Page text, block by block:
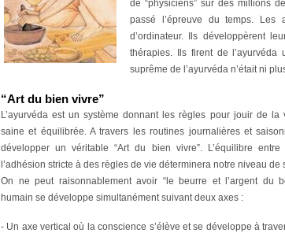
de “physiciens” sur des millions
passé l’épreuve du temps.
d’ordinateur. Ils développèrent
thérapies. Ils firent de
suprême de l’ayurvéda n’était ni
“Art du bien vivre”
L’ayurvéda est un système donnant les règles pour jouir de la
saine et équilibrée. A travers les routines journalières et
développer un véritable “Art du bien vivre”. L’équilibre entre
l’adhésion stricte à des règles de vie déterminera notre niveau de
On ne peut raisonnablement avoir “le beurre et l’argent du
humain se développe simultanément suivant deux axes :
- Un axe vertical où la conscience s’élève et se développe à